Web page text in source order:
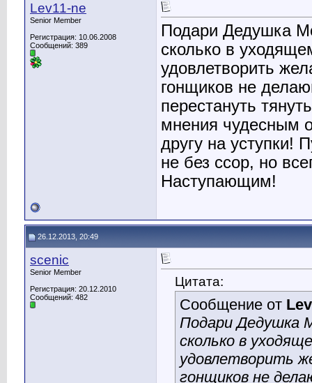
Lev11-ne
Senior Member
Регистрация: 10.06.2008
Сообщений: 389
Подари Дедушка
сколько в
удовлетворить
гонщиков не
перестануть
мнения чудесным
другу на уступки!
не без ссор, но
Наступающим!
26.12.2013, 20:49
scenic
Senior Member
Регистрация: 20.12.2010
Сообщений: 482
Цитата:
Сообщение от
Подари Дедушка
сколько в
удовлетворить
гонщиков не